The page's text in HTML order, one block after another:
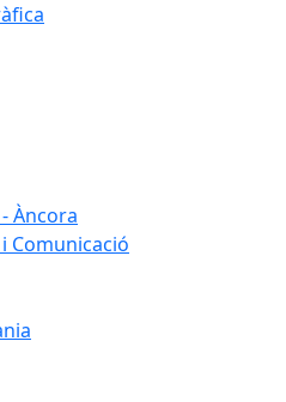
Àncora
Comunicació